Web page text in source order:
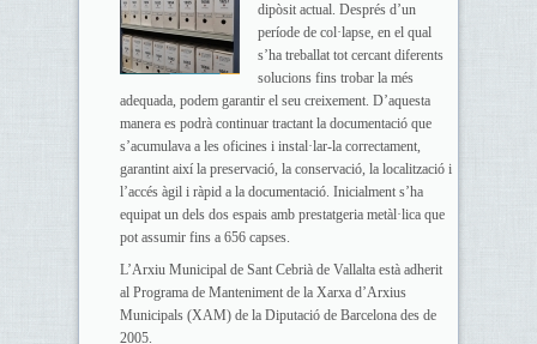
dipòsit actual. Després d’un
període de col·lapse, en el qual
s’ha treballat tot cercant diferents
solucions fins trobar la més
adequada, podem garantir el seu creixement. D’aquesta
manera es podrà continuar tractant la documentació que
s’acumulava a les oficines i instal·lar-la correctament,
garantint així la preservació, la conservació, la localització i
l’accés àgil i ràpid a la documentació. Inicialment s’ha
equipat un dels dos espais amb prestatgeria metàl·lica que
pot assumir fins a 656 capses.
L’Arxiu Municipal de Sant Cebrià de Vallalta està adherit
al Programa de Manteniment de la Xarxa d’Arxius
Municipals (XAM) de la Diputació de Barcelona des de
2005.